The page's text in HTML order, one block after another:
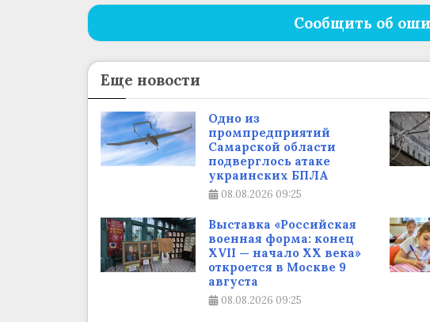
Сообщить об
Еще новости
Одно из
промпредприятий
Самарской области
подверглось атаке
украинских БПЛА
08.08.2026 09:25
Выставка «Российская
военная форма: конец
XVII — начало XX века»
откроется в Москве 9
августа
08.08.2026 09:25